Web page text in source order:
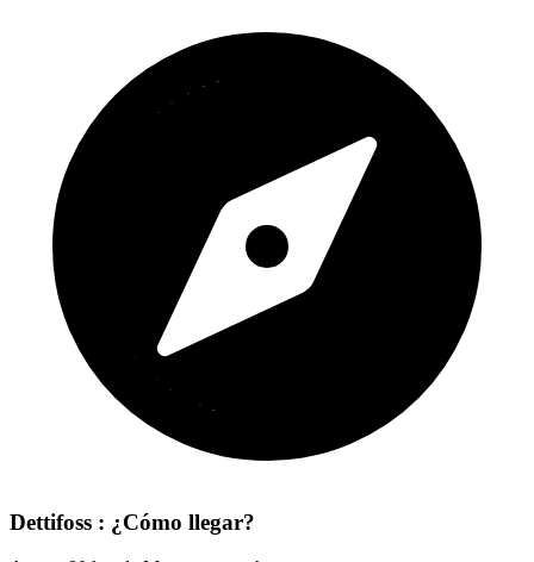
Dettifoss : ¿Cómo llegar?